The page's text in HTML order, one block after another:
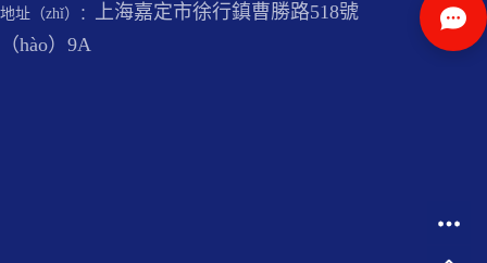
地址（zhǐ）： 上海嘉定市徐行鎮曹勝路518號
（hào）9A